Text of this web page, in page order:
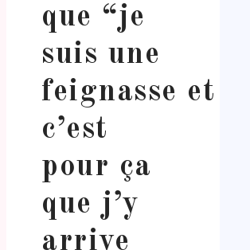
que “je
suis une
feignasse et
c’est
pour ça
que j’y
arrive